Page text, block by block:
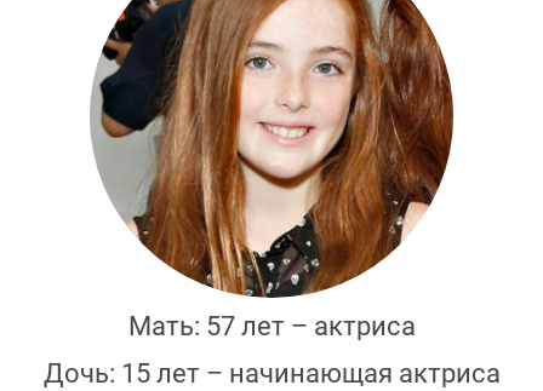
Мать: 57 лет – актриса
Дочь: 15 лет – начинающая актриса